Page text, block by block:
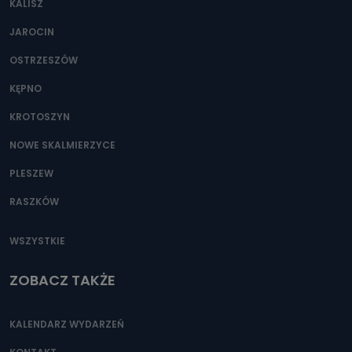
Można to zrobić pod numerem telefonu 62 735-51-05 lub
KALISZ
JAROCIN
OSTRZESZÓW
KĘPNO
KROTOSZYN
NOWE SKALMIERZYCE
PLESZEW
RASZKÓW
WSZYSTKIE
ZOBACZ TAKŻE
KALENDARZ WYDARZEŃ